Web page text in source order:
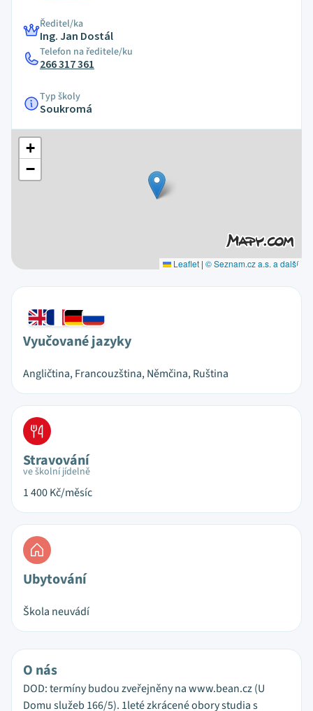
Ředitel/ka
Ing. Jan Dostál
Telefon na ředitele/ku
266 317 361
Typ školy
Soukromá
+
−
Leaflet | © Seznam.cz a.s. a další
Vyučované jazyky
Angličtina, Francouzština, Němčina, Ruština
Stravování
ve školní jídelně
1 400Kč/měsíc
Ubytování
Škola neuvádí
O nás
DOD: termíny budou zveřejněny na www.bean.cz (U
Domu služeb 166/5). 1leté zkrácené obory studia s